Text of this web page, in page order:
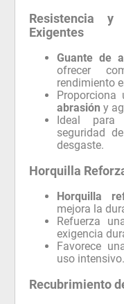
Resistencia y
Exigentes
Guante de
ofrecer
rendimiento
abrasión y
Ideal para
seguridad
desgaste.
Horquilla
Horquilla
mejora la
Refuerza
exigencia
Favorece
uso intensivo.
Recubrimiento